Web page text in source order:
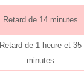
Retard de 14 minutes
Retard de 1 heure et 35
minutes